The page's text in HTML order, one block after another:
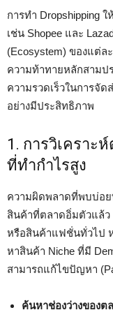
การทำ Dropshipping
เช่น Shopee และ
(Ecosystem) ของแต่
ความท้าทายหลักสามป
ความรวดเร็วในการจัด
อย่างมีประสิทธิภาพ
1. การวิเคราะ
ที่ทำกำไรสูง
ความผิดพลาดที่พบบ่อย
สินค้าที่ตลาดอิ่มตัวแล้ว
หรือสินค้าแฟชั่นทั่วไป
หาสินค้า Niche ที่มี
สามารถแก้ไขปัญหา
ค้นหาช่องว่างของต